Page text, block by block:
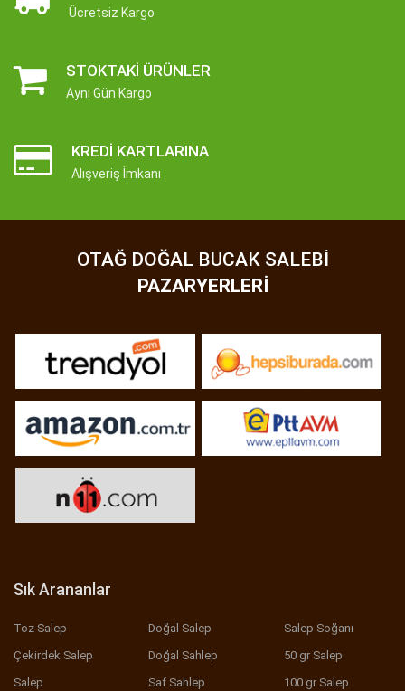
Ücretsiz Kargo
STOKTAKI ÜRÜNLER
Aynı Gün Kargo
KREDI KARTLARINA
Alışveriş İmkanı
OTAĞ DOĞAL BUCAK SALEBI
PAZARYERLERI
Sık Arananlar
Toz Salep
Çekirdek Salep
Salep
Doğal Salep
Doğal Sahlep
Saf Sahlep
Salep Soğanı
50 gr Salep
100 gr Salep